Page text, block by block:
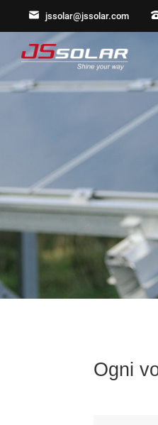
jssolar@jssolar.com
Ogni